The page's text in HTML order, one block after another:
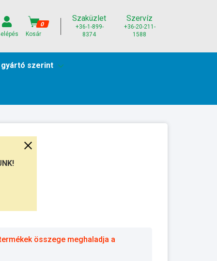
0
Kosár
Szaküzlet
+36-1-899-
8374
Szervíz
+36-20-211-
1588
szerint
összege meghaladja a